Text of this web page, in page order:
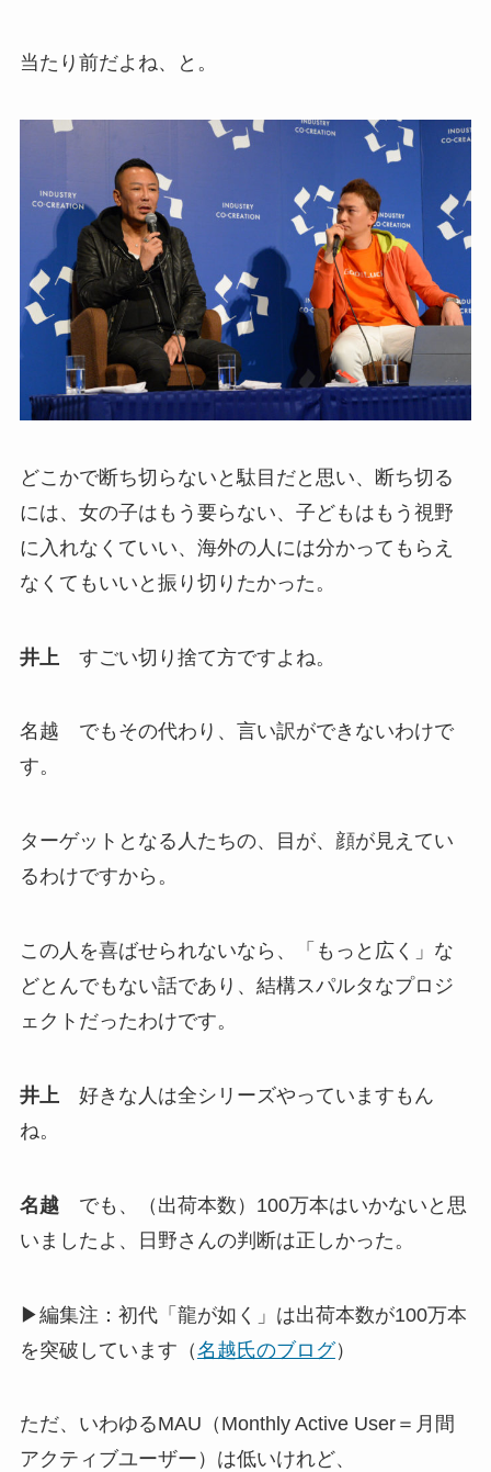
当たり前だよね、と。
どこかで断ち切らないと駄目だと思い、断ち切る
には、女の子はもう要らない、子どもはもう視野
に入れなくていい、海外の人には分かってもらえ
なくてもいいと振り切りたかった。
井上 すごい切り捨て方ですよね。
名越 でもその代わり、言い訳ができないわけで
す。
ターゲットとなる人たちの、目が、顔が見えてい
るわけですから。
この人を喜ばせられないなら、「もっと広く」な
どとんでもない話であり、結構スパルタなプロジ
ェクトだったわけです。
井上 好きな人は全シリーズやっていますもん
ね。
名越でも、（出荷本数）100万本はいかないと思
いましたよ、日野さんの判断は正しかった。
▶編集注：初代「龍が如く」は出荷本数が100万本
を突破しています（名越氏のブログ）
ただ、いわゆるMAU（Monthly Active User＝月間
アクティブユーザー）は低いけれど、